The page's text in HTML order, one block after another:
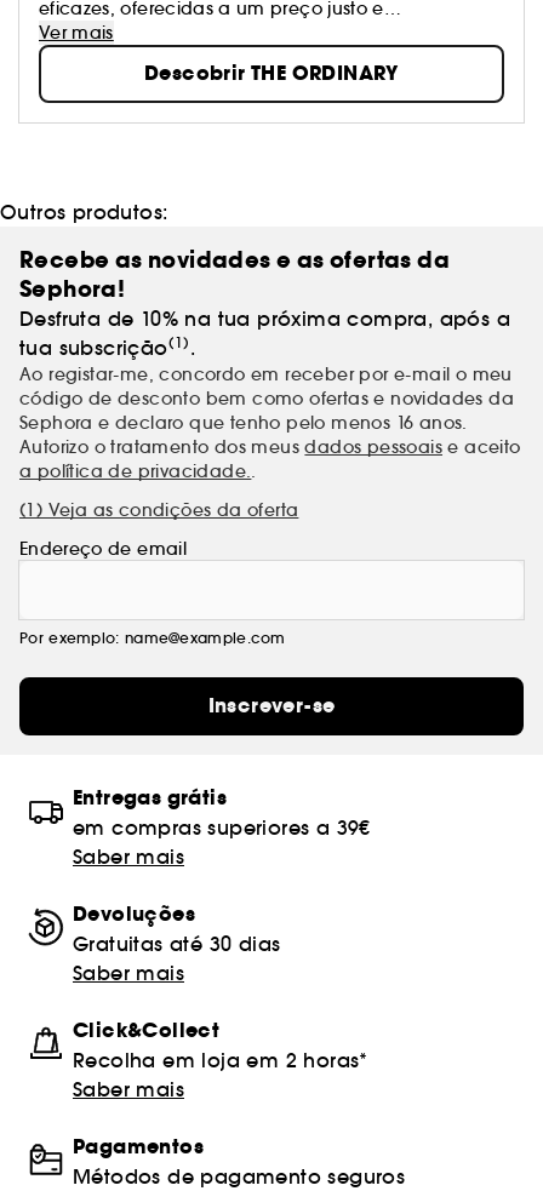
eficazes, oferecidas a um preço justo e
acompanhadas de um discurso transparente.
Algumas tecnologias agora "comuns" são
apresentadas como revolucionárias e oferecidas a
preços injustificados, o que perturba o consumidor.
Ver mais
Descobrir THE ORDINARY
Outros produtos:
Recebe as novidades e as ofertas da
Sephora!
Desfruta de 10% na tua próxima compra, após a
tua subscrição(1) .
Ao registar-me, concordo em receber por e-mail o meu
código de desconto bem como ofertas e novidades da
Sephora e declaro que tenho pelo menos 16 anos.
Autorizo o tratamento dos meusdados pessoais e aceito
a política de privacidade..
(1) Veja as condições da oferta
Endereço de email
Por exemplo: name@example.com
Inscrever-se
Entregas grátis
em compras superiores a 39€
Saber mais
Devoluções
Gratuitas até 30 dias
Saber mais
Click&Collect
Recolha em loja em 2 horas*
Saber mais
Pagamentos
Métodos de pagamento seguros